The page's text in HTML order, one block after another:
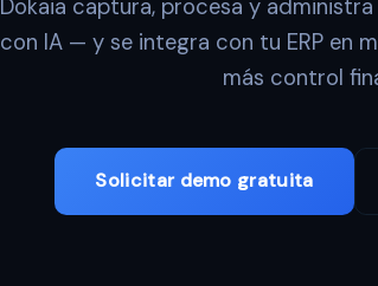
Dokaia captura, procesa y
con IA — y se integra con tu ERP en
más control
Solicitar demo gratuita